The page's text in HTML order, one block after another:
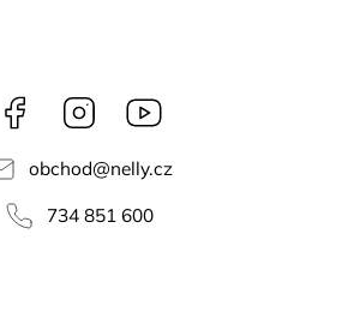
Facebook Instagram
obchod@nelly.cz
734 851 600